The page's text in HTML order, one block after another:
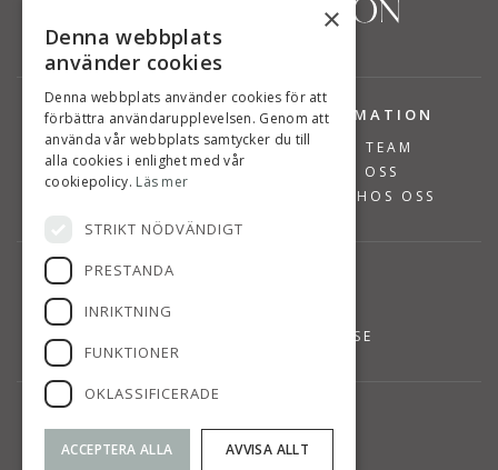
TJÄNSTER
BOSTÄDER TILL SALU
SÄLJA BOSTAD
VÄRDERA BOSTAD
INFORMATION
VÅRT TEAM
OM OSS
JOBBA HOS OSS
INFO@SUSANNEPERSSON.SE
SVÄRDVÄGEN 7
×
Denna webbplats
använder cookies
Denna webbplats använder cookies för att
förbättra användarupplevelsen. Genom att
använda vår webbplats samtycker du till
alla cookies i enlighet med vår
cookiepolicy. Läs mer
STRIKT NÖDVÄNDIGT
PRESTANDA
INRIKTNING
FUNKTIONER
OKLASSIFICERADE
ACCEPTERA ALLA AVVISA ALLT